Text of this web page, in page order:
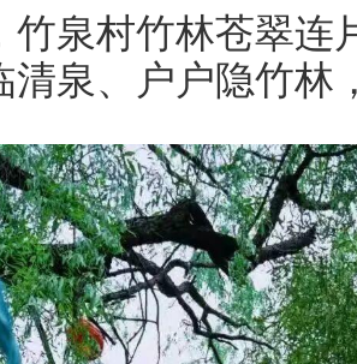
竹泉村竹林苍翠连
清泉、户户隐竹林